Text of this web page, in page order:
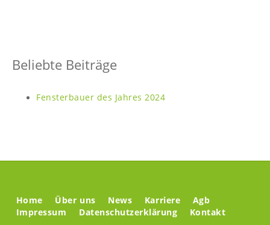
Beliebte Beiträge
Fensterbauer des Jahres 2024
Home Über uns News Karriere
Agb
Impressum
Datenschutzerklärung Kontakt